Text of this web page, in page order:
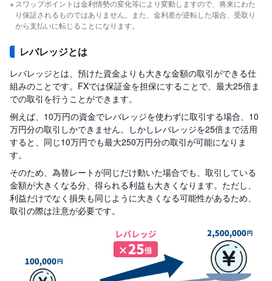
スワップポイントは金利情勢の変化等により変動しますので、将来にわた
り保証されるものではありません。また、金利差が逆転した場合、受取り
から支払いに転じることになります。
レバレッジとは
レバレッジとは、預けた資金よりも大きな金額の取引ができる仕
組みのことです。FXでは保証金を担保にすることで、最大25倍ま
での取引を行うことができます。
例えば、10万円の資金でレバレッジを使わずに取引する場合、10
万円分の取引しかできません。しかしレバレッジを25倍まで活用
すると、同じ10万円でも最大250万円分の取引が可能になりま
す。
そのため、為替レートが同じだけ動いた場合でも、取引している
金額が大きくなる分、得られる利益も大きくなります。ただし、
利益だけでなく損失も同じように大きくなる可能性があるため、
取引の際は注意が必要です。